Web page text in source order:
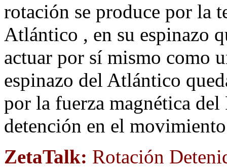
rotación se produce por la
Atlántico , en su espinazo
actuar por sí mismo como
espinazo del Atlántico
por la fuerza magnética
detención en el
ZetaTalk: Rotación